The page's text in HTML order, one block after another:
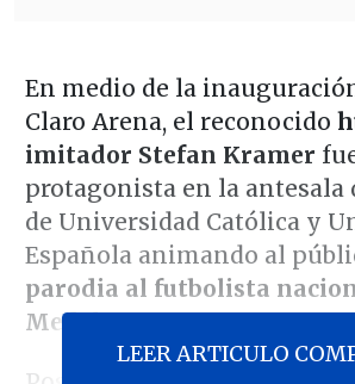
En medio de la
Claro Arena, el reconocido
imitador Stefan Kramer
protagonista en la antesala
de Universidad Católica y
Española animando al
parodia al futbolista
Medel.
LEER ARTICULO